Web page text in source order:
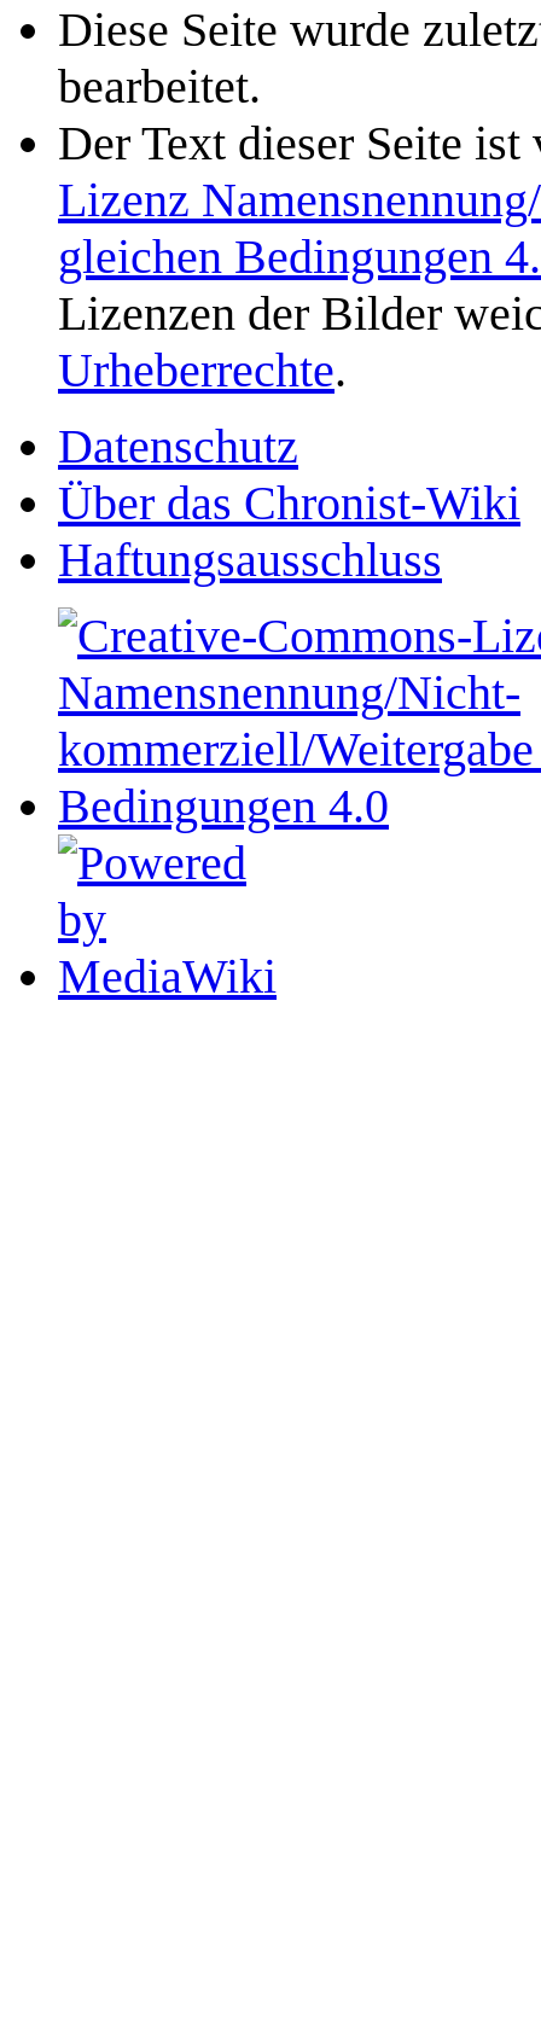
Diese Seite wurde
bearbeitet.
Der Text dieser Seite
Lizenz
gleichen Bedingungen
Lizenzen der Bilder
Urheberrechte.
Datenschutz
Über das Chronist-Wiki
Haftungsausschluss